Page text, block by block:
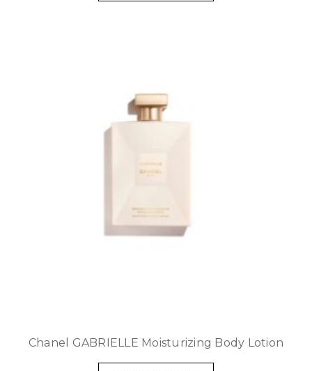
Chanel GABRIELLE Moisturizing Body Lotion